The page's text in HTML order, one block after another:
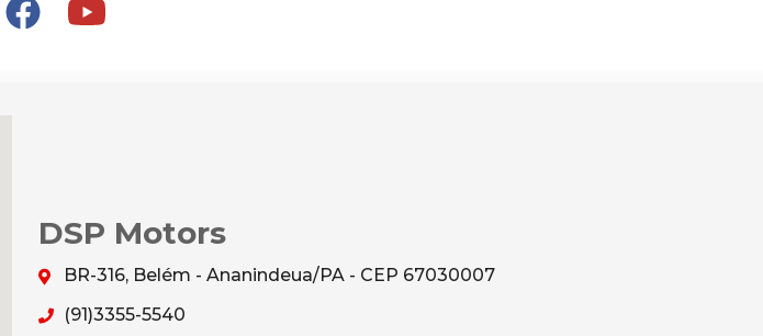
DSP Motors
BR-316, Belém - Ananindeua/PA - CEP 67030007
(91)3355-5540